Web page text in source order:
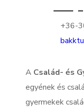
+36-
A Család- és
egyének és
gyermekek